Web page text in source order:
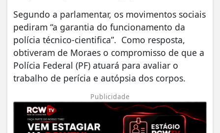
Segundo a parlamentar, os movimentos sociais
pediram “a garantia do funcionamento da
polícia técnico-cientifica”. Como resposta,
obtiveram de Moraes o compromisso de que a
Polícia Federal (PF) atuará para avaliar o
trabalho de perícia e autópsia dos corpos.
Publicidade